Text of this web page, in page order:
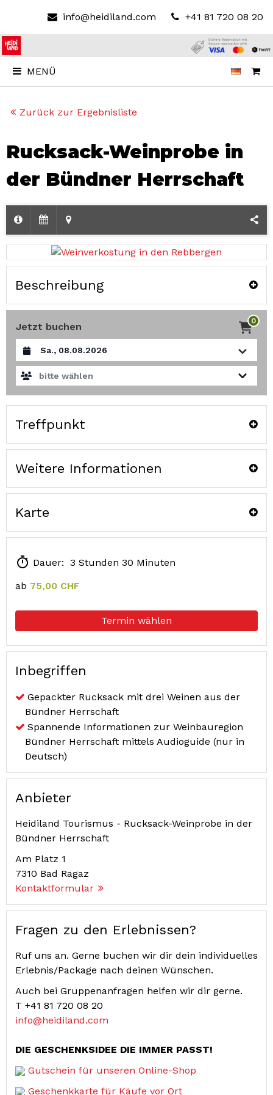
info@heidiland.com +41 81 720 08 20
MENÜ
Zurück zur Ergebnisliste
Rucksack-Weinprobe in
der Bündner Herrschaft
Beschreibung
Jetzt buchen 0
Datum auswählen
bitte wählen
Treffpunkt
Weitere Informationen
Karte
Dauer: 3 Stunden 30 Minuten
ab 75,00 CHF
Termin wählen
Inbegriffen
Gepackter Rucksack mit drei Weinen aus der
Bündner Herrschaft
Spannende Informationen zur Weinbauregion
Bündner Herrschaft mittels Audioguide (nur in
Deutsch)
Anbieter
Heidiland Tourismus - Rucksack-Weinprobe in der
Bündner Herrschaft
Am Platz 1
7310 Bad Ragaz
Kontaktformular
Fragen zu den Erlebnissen?
Ruf uns an. Gerne buchen wir dir dein individuelles
Erlebnis/Package nach deinen Wünschen.
Auch bei Gruppenanfragen helfen wir dir gerne.
T +41 81 720 08 20
info@heidiland.com
DIE GESCHENKSIDEE DIE IMMER PASST!
Gutschein für unseren Online-Shop
Geschenkkarte für Käufe vor Ort